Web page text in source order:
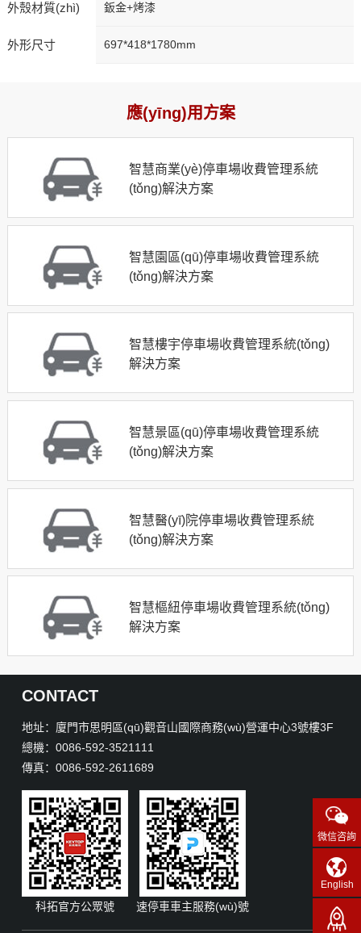
外殼材質(zhì) 鈑金+烤漆
外形尺寸 697*418*1780mm
應(yīng)用方案
智慧商業(yè)停車場收費管理系統
(tǒng)解決方案
智慧園區(qū)停車場收費管理系統
(tǒng)解決方案
智慧樓宇停車場收費管理系統(tǒng)
解決方案
智慧景區(qū)停車場收費管理系統
(tǒng)解決方案
智慧醫(yī)院停車場收費管理系統
(tǒng)解決方案
智慧樞紐停車場收費管理系統(tǒng)
解決方案
CONTACT
地址：廈門市思明區(qū)觀音山國際商務(wù)營運中心3號樓3F
總機：0086-592-3521111
傳真：0086-592-2611689
科拓官方公眾號 速停車車主服務(wù)號
微信咨詢
English